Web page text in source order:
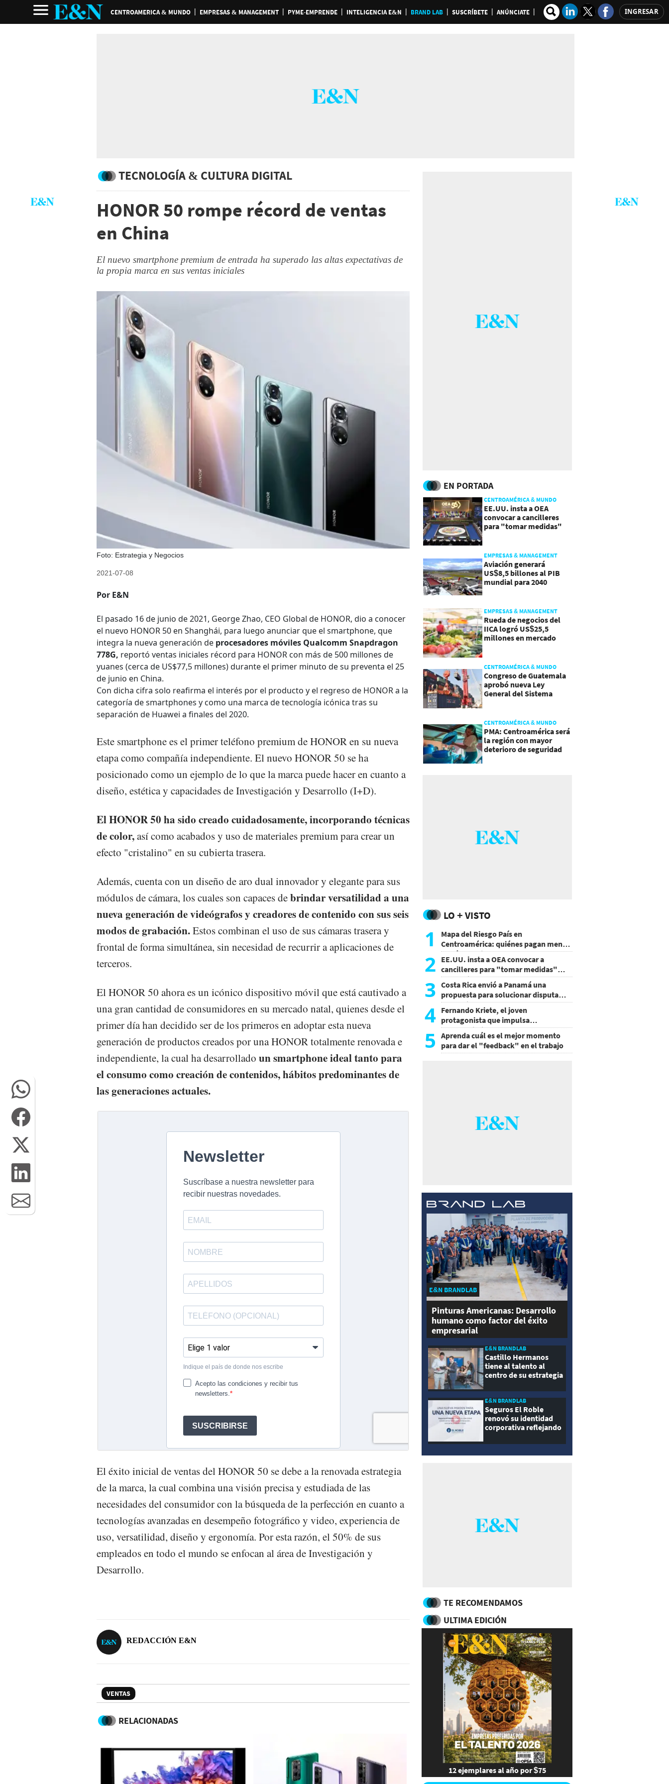
CENTROAMERICA & MUNDO EMPRESAS & MANAGEMENT PYME-EMPRENDE INTELIGENCIA E&N BRAND LAB SUSCRÍBETE ANÚNCIATE INGRESAR
TECNOLOGÍA & CULTURA DIGITAL
HONOR 50 rompe récord de ventas
en China
El nuevo smartphone premium de entrada ha superado las altas expectativas de
la propia marca en sus ventas iniciales
Foto: Estrategia y Negocios
2021-07-08
Por E&N
El pasado 16 de junio de 2021, George Zhao, CEO Global de HONOR, dio a conocer
el nuevo HONOR 50 en Shanghái, para luego anunciar que el smartphone, que
integra la nueva generación de procesadores móviles Qualcomm Snapdragon
778G, reportó ventas iniciales récord para HONOR con más de 500 millones de
yuanes (cerca de US$77,5 millones) durante el primer minuto de su preventa el 25
de junio en China.
Con dicha cifra solo reafirma el interés por el producto y el regreso de HONOR a la
categoría de smartphones y como una marca de tecnología icónica tras su
separación de Huawei a finales del 2020.
Este smartphone es el primer teléfono premium de HONOR en su nueva
etapa como compañía independiente. El nuevo HONOR 50 se ha
posicionado como un ejemplo de lo que la marca puede hacer en cuanto a
diseño, estética y capacidades de Investigación y Desarrollo (I+D).
El HONOR 50 ha sido creado cuidadosamente, incorporando técnicas
de color,así como acabados y uso de materiales premium para crear un
efecto "cristalino" en su cubierta trasera.
Además, cuenta con un diseño de aro dual innovador y elegante para sus
módulos de cámara, los cuales son capaces debrindar versatilidad a una
nueva generación de videógrafos y creadores de contenido con sus seis
modos de grabación.Estos combinan el uso de sus cámaras trasera y
frontal de forma simultánea, sin necesidad de recurrir a aplicaciones de
terceros.
El HONOR 50 ahora es un icónico dispositivo móvil que está cautivado a
una gran cantidad de consumidores en su mercado natal, quienes desde el
primer día han decidido ser de los primeros en adoptar esta nueva
generación de productos creados por una HONOR totalmente renovada e
independiente, la cual ha desarrollado un smartphone ideal tanto para
el consumo como creación de contenidos, hábitos predominantes de
las generaciones actuales.
El éxito inicial de ventas del HONOR 50 se debe a la renovada estrategia
de la marca, la cual combina una visión precisa y estudiada de las
necesidades del consumidor con la búsqueda de la perfección en cuanto a
tecnologías avanzadas en desempeño fotográfico y video, experiencia de
uso, versatilidad, diseño y ergonomía. Por esta razón, el 50% de sus
empleados en todo el mundo se enfocan al área de Investigación y
Desarrollo.
REDACCIÓN E&N
VENTAS
RELACIONADAS
EN PORTADA
CENTROAMÉRICA & MUNDO
EE.UU. insta a OEA
convocar a cancilleres
para "tomar medidas"
EMPRESAS & MANAGEMENT
Aviación generará
US$8,5 billones al PIB
mundial para 2040
EMPRESAS & MANAGEMENT
Rueda de negocios del
IICA logró US$25,5
millones en mercado
CENTROAMÉRICA & MUNDO
Congreso de Guatemala
aprobó nueva Ley
General del Sistema
CENTROAMÉRICA & MUNDO
PMA: Centroamérica será
la región con mayor
deterioro de seguridad
LO + VISTO
1
Mapa del Riesgo País en
Centroamérica: quiénes pagan menos
y cuáles mejoraron
2 EE.UU. insta a OEA convocar a
cancilleres para "tomar medidas"
sobre Nicaragua
3 Costa Rica envió a Panamá una
propuesta para solucionar disputa
comercial
4 Fernando Kriete, el joven
protagonista que impulsa
emprendimientos y talentos
tecnológicos
5
Aprenda cuál es el mejor momento
para dar el "feedback" en el trabajo
E&N BRANDLAB
Pinturas Americanas: Desarrollo
humano como factor del éxito
empresarial
E&N BRANDLAB
Castillo Hermanos
tiene al talento al
centro de su estrategia
E&N BRANDLAB
Seguros El Roble
renovó su identidad
corporativa reflejando
modernidad
TE RECOMENDAMOS
ULTIMA EDICIÓN
12 ejemplares al año por $75